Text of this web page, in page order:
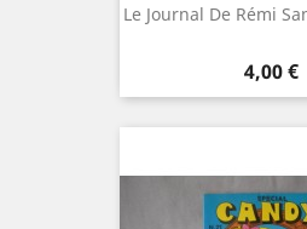
Le Journal De Rémi
Prix
4,00 €